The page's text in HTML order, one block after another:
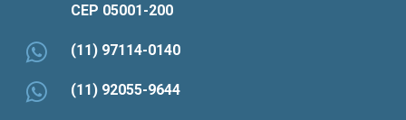
CEP 05001-200
(11) 97114-0140
(11) 92055-9644